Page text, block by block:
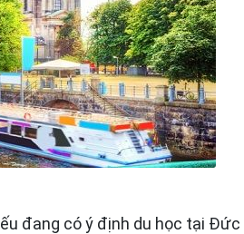
đang có ý định du học tại Đức